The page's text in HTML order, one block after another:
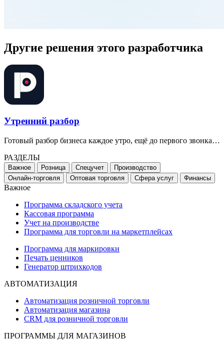
Другие решения этого разработчика
Утренний разбор
Готовый разбор бизнеса каждое утро, ещё до первого звонка…
РАЗДЕЛЫ
Важное Розница Спецучет
Производство
Онлайн-торговля
Оптовая торговля Сфера услуг Финансы
Важное
Программа складского учета
Кассовая программа
Учет на производстве
Программа для торговли на маркетплейсах
Программа для маркировки
Печать ценников
Генератор штрихкодов
АВТОМАТИЗАЦИЯ
Автоматизация розничной торговли
Автоматизация магазина
CRM для розничной торговли
ПРОГРАММЫ ДЛЯ МАГАЗИНОВ